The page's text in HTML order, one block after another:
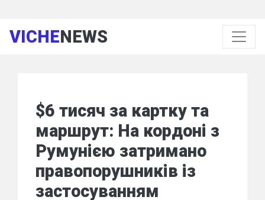
VICHENEWS
$6 тисяч за картку та
маршрут: На кордоні з
Румунією затримано
правопорушників із
застосуванням